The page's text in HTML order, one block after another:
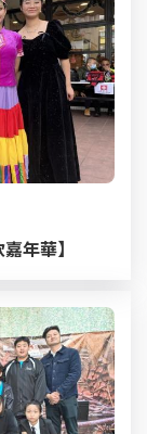
年華】